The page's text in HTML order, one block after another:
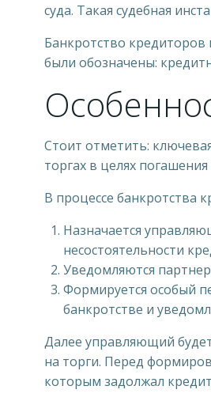
суда. Такая судебная
Банкротство кредиторов
были обозначены:
Стоит отметить:
торгах в целях
В процессе банкротства
Назначается
несостоятельности
Уведомляются
Формируется особый
банкротстве и
Далее управляющий
на торги. Перед
которым задолжал